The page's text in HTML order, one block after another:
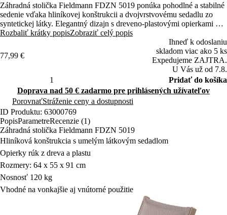
Záhradná stolička Fieldmann FDZN 5019 ponúka pohodlné a stabilné
sedenie vďaka hliníkovej konštrukcii a dvojvrstvovému sedadlu zo
syntetickej látky. Elegantný dizajn s dreveno-plastovými opierkami na
ruky dokonale doplní záhradný stôl FDZN 5059.
Rozbaliť krátky popisZobraziť celý popis
77,99 €
Ihneď k odoslaniu
skladom viac ako 5 ks
Expedujeme ZAJTRA.
U Vás už od 7.8.
Pridať do košíka
Doprava nad 50 € zadarmo pre prihlásených užívateľov
PorovnaťStráženie ceny a dostupnosti
ID Produktu: 63000769
PopisParametreRecenzie (1)
Záhradná stolička Fieldmann FDZN 5019
Hliníková konštrukcia s umelým látkovým sedadlom
Opierky rúk z dreva a plastu
Rozmery: 64 x 55 x 91 cm
Nosnosť 120 kg
Vhodné na vonkajšie aj vnútorné použitie